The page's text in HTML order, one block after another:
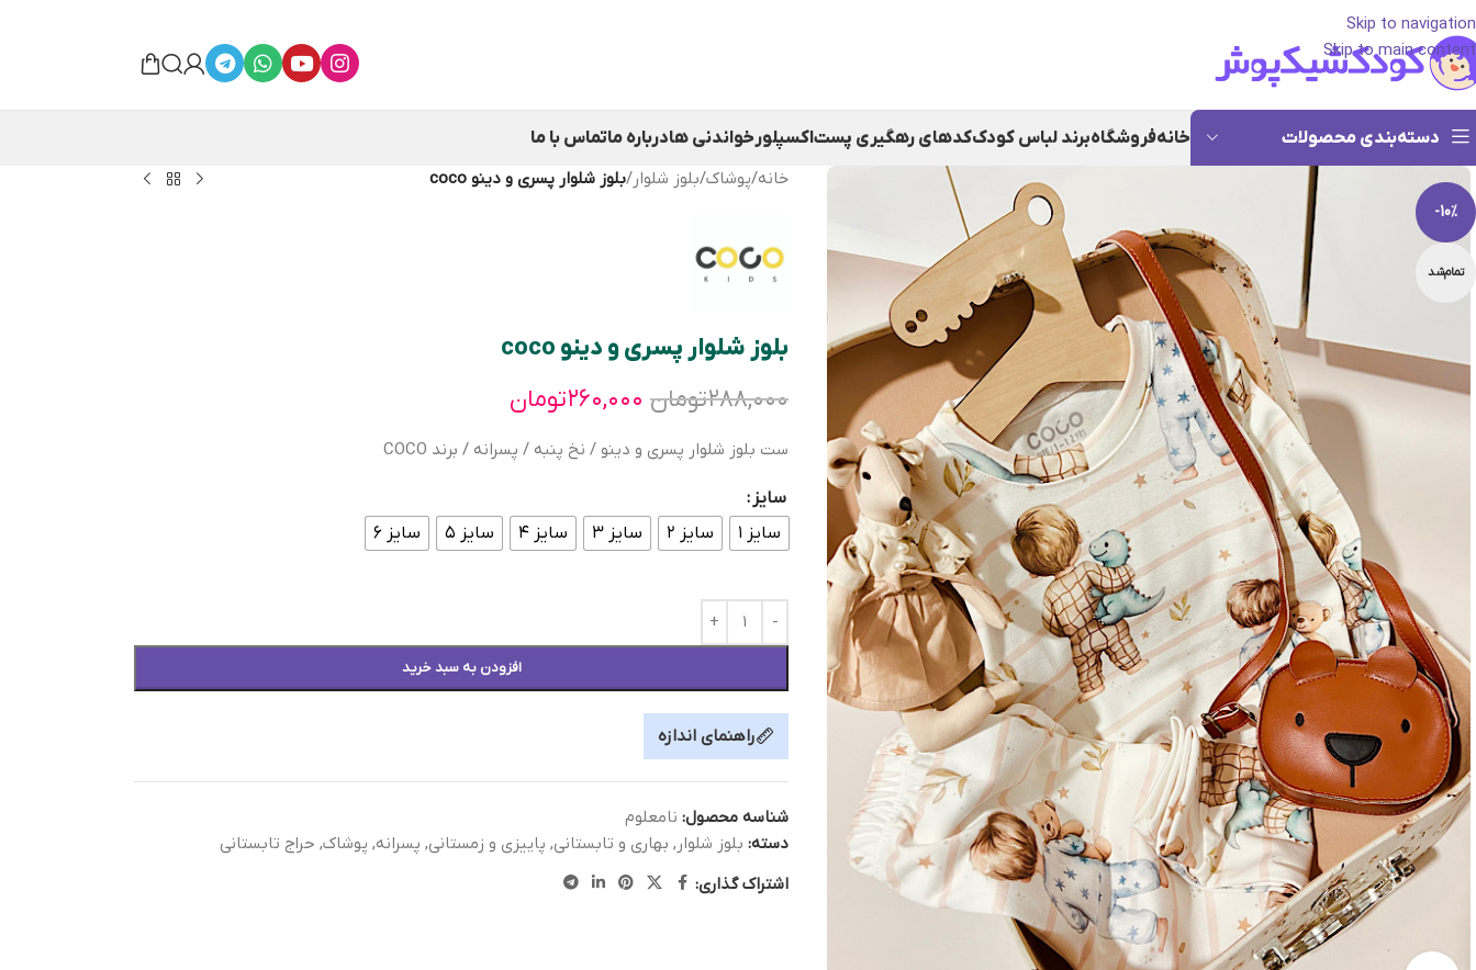
Skip to navigation
Skip to main content
دسته‌بندی محصولات خانهفروشگاهبرند لباس کودککدهای رهگیری پستاکسپلورخواندنی هادرباره ماتماس با ما
-10%
تمام‌شد
خانه/پوشاک/بلوز شلوار/بلوز شلوار پسری و دینو coco
بلوز شلوار پسری و دینو coco
۲۸۸,۰۰۰تومان ۲۶۰,۰۰۰تومان
ست بلوز شلوار پسری و دینو / نخ پنبه / پسرانه / برند COCO
سایز
سایز ۱
سایز ۲ سایز ۳ سایز ۴ سایز ۵ سایز ۶
افزودن به سبد خرید
راهنمای اندازه
شناسه محصول: نامعلوم
دسته: بلوز شلوار , بهاری و تابستانی, پاییزی و زمستانی, پسرانه, پوشاک, حراج تابستانی
اشتراک گذاری: